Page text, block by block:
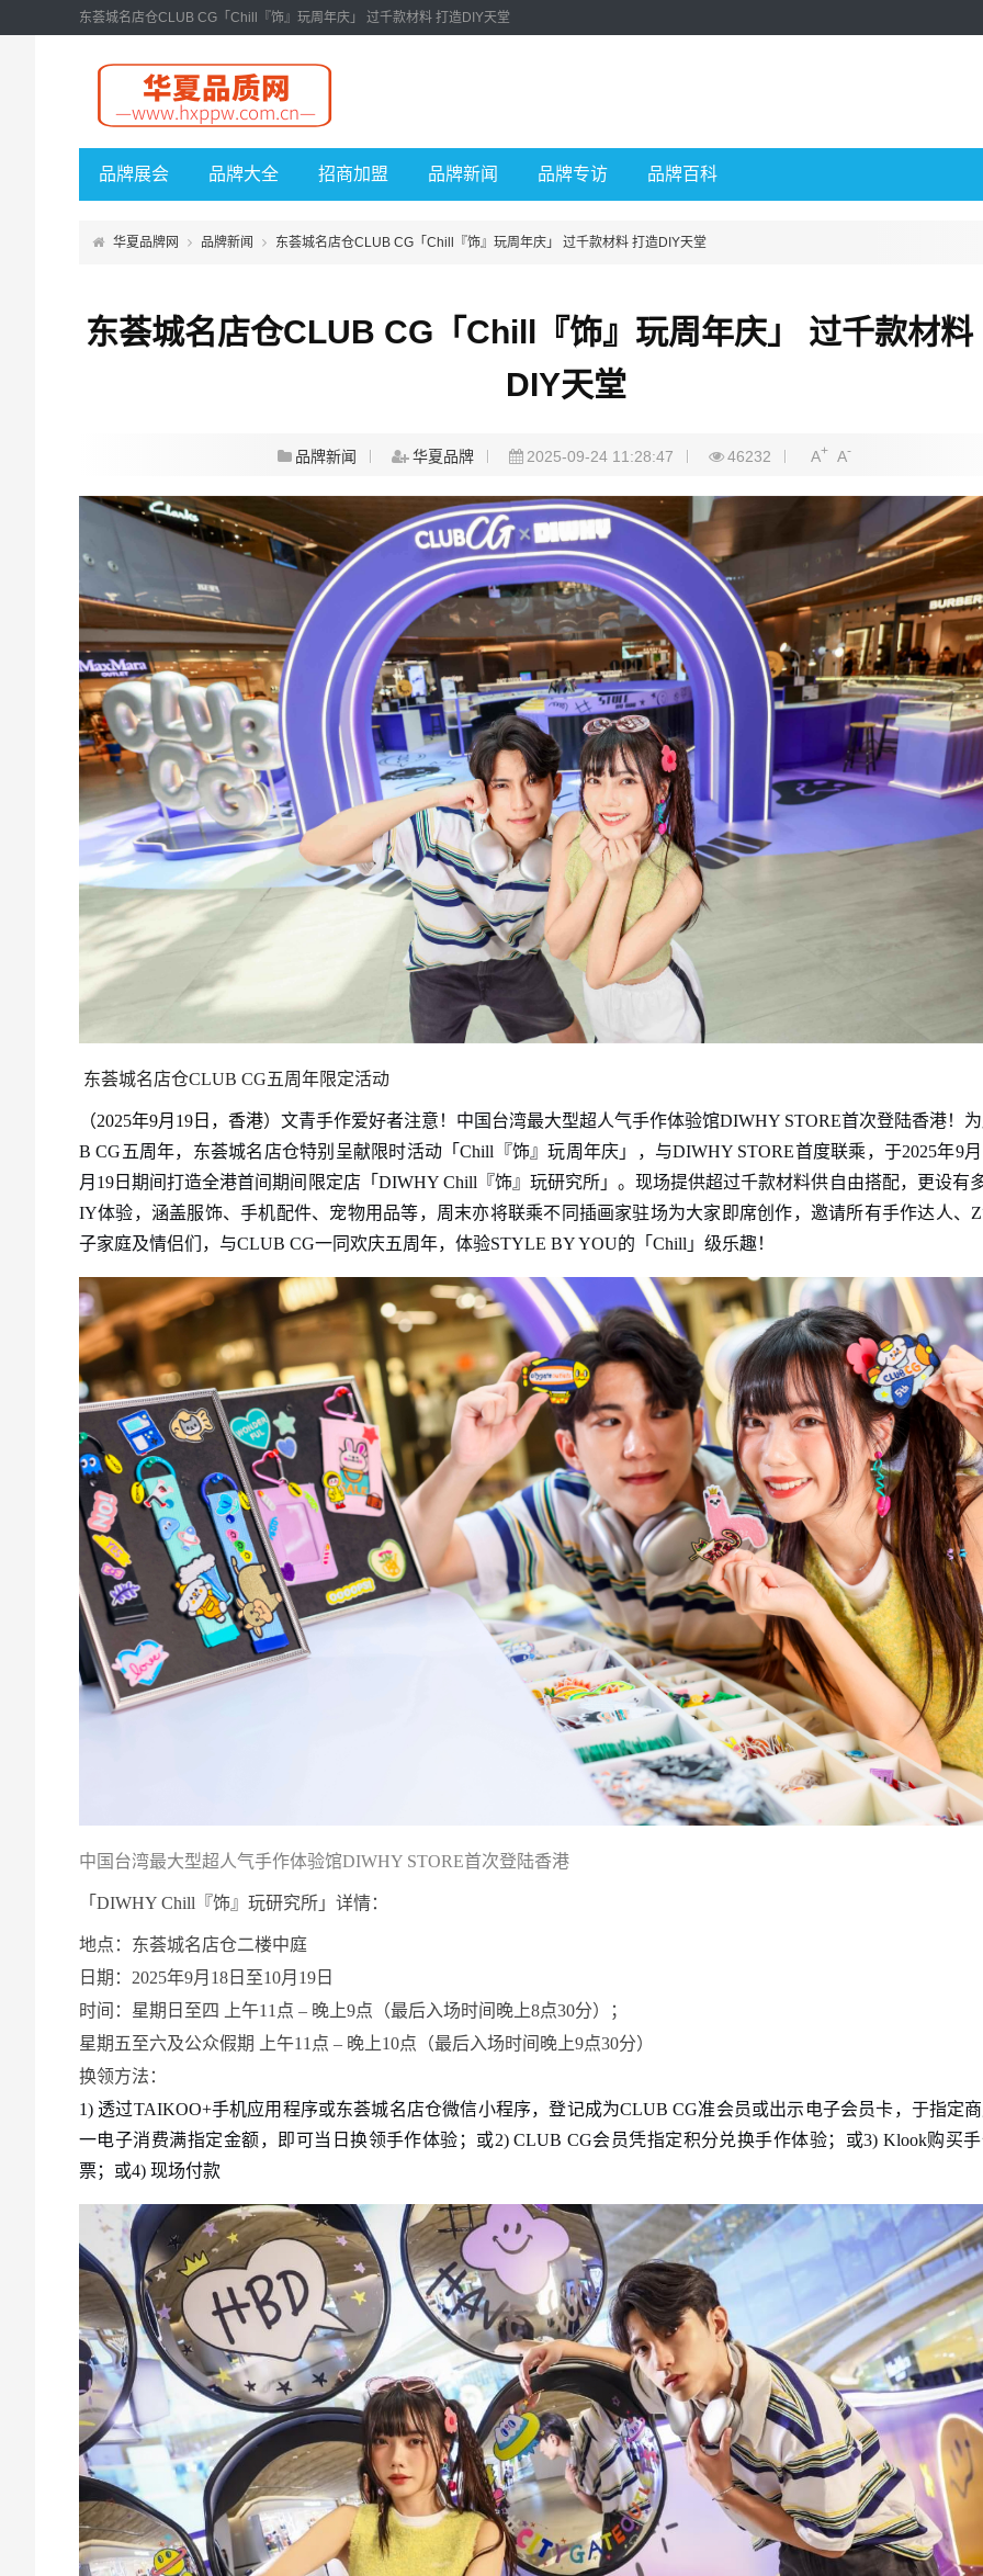
东荟城名店仓CLUB CG「Chill『饰』玩周年庆」 过千款材料 打造DIY天堂
品牌展会 品牌大全 招商加盟 品牌新闻 品牌专访 品牌百科
华夏品牌网 品牌新闻 东荟城名店仓CLUB CG「Chill『饰』玩周年庆」 过千款材料 打造DIY天堂
东荟城名店仓CLUB CG「Chill『饰』玩周年庆」 过千款材料
DIY天堂
品牌新闻 华夏品牌 2025-09-24 11:28:47 46232 A+ A-
东荟城名店仓CLUB CG五周年限定活动
（2025年9月19日，香港） 文青手作爱好者注意！中国台湾最大型超人气手作体验馆DIWHY STORE首次登陆香港！
B CG五周年，东荟城名店仓特别呈献限时活动「Chill『饰』玩周年庆」，与DIWHY STORE首度联乘，于2025年9
月19日期间打造全港首间期间限定店「DIWHY Chill『饰』玩研究所」。现场提供超过千款材料供自由搭配，更设有
IY体验，涵盖服饰、手机配件、宠物用品等，周末亦将联乘不同插画家驻场为大家即席创作，邀请所有手作达人、
子家庭及情侣们，与CLUB CG一同欢庆五周年，体验STYLE BY YOU的「Chill」级乐趣！
中国台湾最大型超人气手作体验馆DIWHY STORE首次登陆香港
「DIWHY Chill『饰』玩研究所」详情：
地点：东荟城名店仓二楼中庭
日期：2025年9月18日至10月19日
时间：星期日至四 上午11点 – 晚上9点（最后入场时间晚上8点30分）；
星期五至六及公众假期 上午11点 – 晚上10点（最后入场时间晚上9点30分）
换领方法：
1) 透过TAIKOO+手机应用程序或东荟城名店仓微信小程序，登记成为CLUB CG准会员或出示电子会员卡，于指定
一电子消费满指定金额，即可当日换领手作体验；或2) CLUB CG会员凭指定积分兑换手作体验；或3) Klook购买
票；或4) 现场付款